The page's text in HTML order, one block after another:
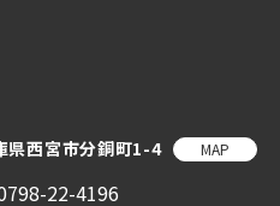
県西宮市分銅町1-4 MAP
22-4196